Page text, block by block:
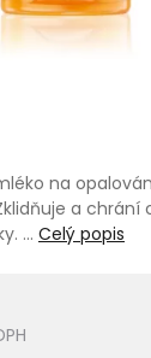
na
a chrání
… Celý popis